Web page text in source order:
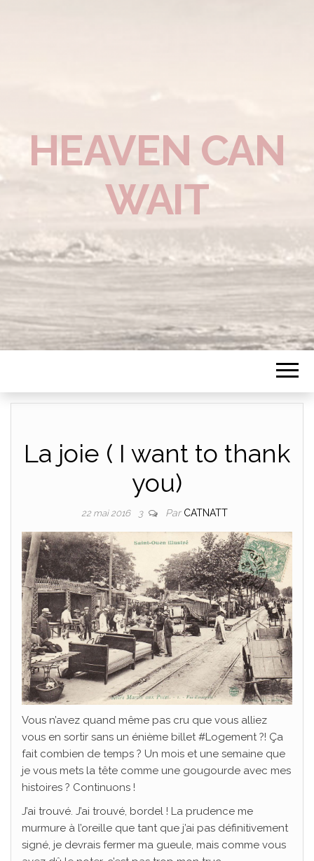
HEAVEN CAN
WAIT
La joie ( I want to thank
you)
22 mai 2016 3 Par CATNATT
Vous n’avez quand même pas cru que vous alliez
vous en sortir sans un énième billet #Logement ?! Ça
fait combien de temps ? Un mois et une semaine que
je vous mets la tête comme une gougourde avec mes
histoires ? Continuons !
J’ai trouvé. J’ai trouvé, bordel ! La prudence me
murmure à l’oreille que tant que j’ai pas définitivement
signé, je devrais fermer ma gueule, mais comme vous